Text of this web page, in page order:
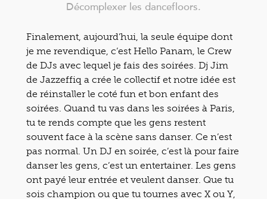
Décomplexer les dancefloors.
Finalement, aujourd’hui, la seule équipe dont
je me revendique, c’est Hello Panam, le Crew
de DJs avec lequel je fais des soirées. Dj Jim
de Jazzeffiq a crée le collectif et notre idée est
de réinstaller le coté fun et bon enfant des
soirées. Quand tu vas dans les soirées à Paris,
tu te rends compte que les gens restent
souvent face à la scène sans danser. Ce n’est
pas normal. Un DJ en soirée, c’est là pour faire
danser les gens, c’est un entertainer. Les gens
ont payé leur entrée et veulent danser. Que tu
sois champion ou que tu tournes avec X ou Y,